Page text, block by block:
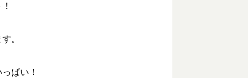
。
ぱい！